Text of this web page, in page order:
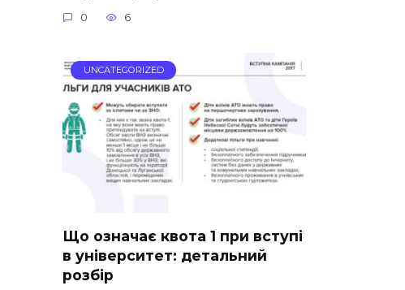
0 6
UNCATEGORIZED
Що означає квота 1 при вступі
в університет: детальний
розбір